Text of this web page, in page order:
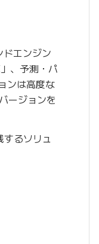
エンジン
、予測・パ
ンは高度な
ージョンを
るソリュ